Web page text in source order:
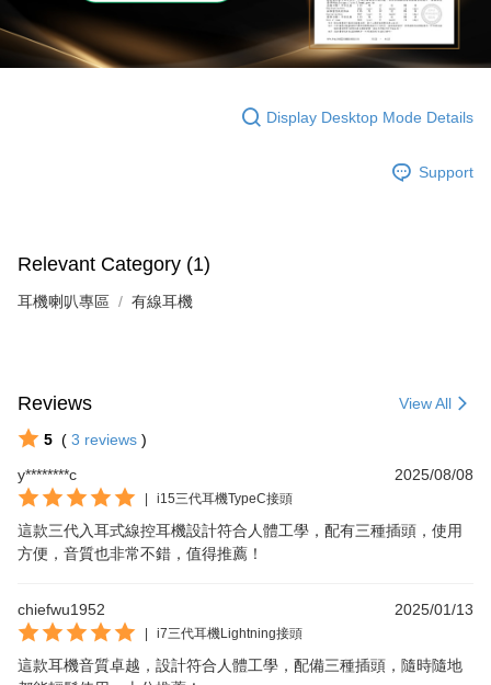
Display Desktop Mode Details
Support
Relevant Category (1)
耳機喇叭專區 有線耳機
Reviews View All
5 ( 3 reviews )
y********c
2025/08/08
i15三代耳機TypeC接頭
這款三代入耳式線控耳機設計符合人體工學，配有三種插頭，使用
方便，音質也非常不錯，值得推薦！
chiefwu1952 2025/01/13
i7三代耳機Lightning接頭
這款耳機音質卓越，設計符合人體工學，配備三種插頭，隨時隨地